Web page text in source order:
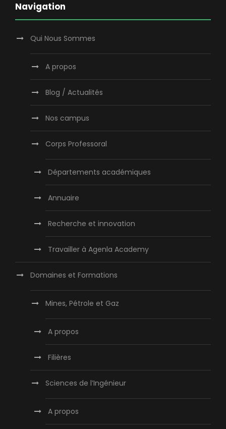
Navigation
Qui Nous Sommes
A propos
Blog / Actualités
Nos campus
Corps Professoral
Départements académiques
Annuaire
Recherche et innovation
Travailler à Agenla Academy
Domaines et Formations
Mines, Pétrole et Gaz
A propos
Filières
Sciences de l’Ingénieur
A propos